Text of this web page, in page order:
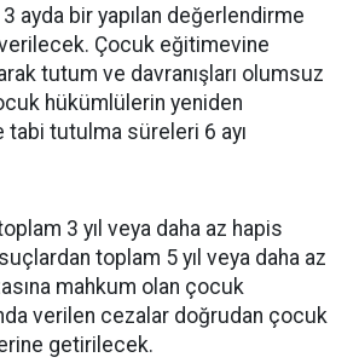
ayda bir yapılan değerlendirme
Çocuk eğitimevine
tutum ve davranışları olumsuz
hükümlülerin yeniden
tutulma süreleri 6 ayı
3 yıl veya daha az hapis
toplam 5 yıl veya daha az
mahkum olan çocuk
verilen cezalar doğrudan çocuk
getirilecek.